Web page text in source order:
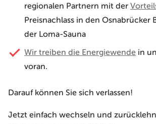
regionalen Partnern mit der
Preisnachlass in den Osnabrücker
der Loma-Sauna
Wir treiben die Energiewende in
voran.
Darauf können Sie sich verlassen!
Jetzt einfach wechseln und